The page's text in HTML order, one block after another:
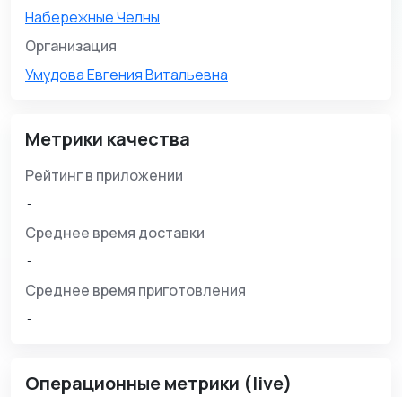
Набережные Челны
Организация
Умудова Евгения Витальевна
Метрики качества
Рейтинг в приложении
-
Среднее время доставки
-
Среднее время приготовления
-
Операционные метрики (live)